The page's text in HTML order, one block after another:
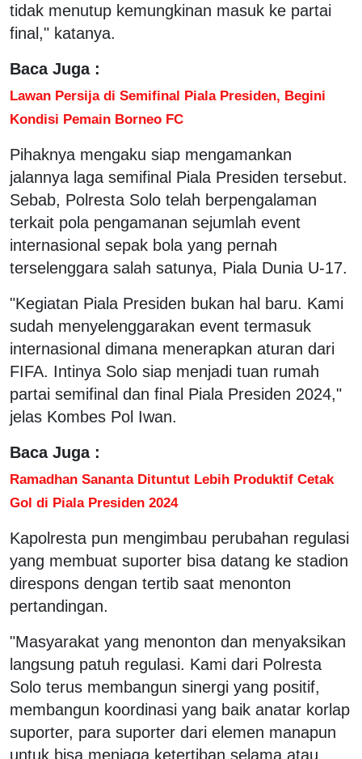
tidak menutup kemungkinan masuk ke partai
final," katanya.
Baca Juga :
Lawan Persija di Semifinal Piala Presiden, Begini
Kondisi Pemain Borneo FC
Pihaknya mengaku siap mengamankan
jalannya laga semifinal Piala Presiden tersebut.
Sebab, Polresta Solo telah berpengalaman
terkait pola pengamanan sejumlah event
internasional sepak bola yang pernah
terselenggara salah satunya, Piala Dunia U-17.
"Kegiatan Piala Presiden bukan hal baru. Kami
sudah menyelenggarakan event termasuk
internasional dimana menerapkan aturan dari
FIFA. Intinya Solo siap menjadi tuan rumah
partai semifinal dan final Piala Presiden 2024,"
jelas Kombes Pol Iwan.
Baca Juga :
Ramadhan Sananta Dituntut Lebih Produktif Cetak
Gol di Piala Presiden 2024
Kapolresta pun mengimbau perubahan regulasi
yang membuat suporter bisa datang ke stadion
direspons dengan tertib saat menonton
pertandingan.
"Masyarakat yang menonton dan menyaksikan
langsung patuh regulasi. Kami dari Polresta
Solo terus membangun sinergi yang positif,
membangun koordinasi yang baik anatar korlap
suporter, para suporter dari elemen manapun
untuk bisa menjaga ketertiban selama atau